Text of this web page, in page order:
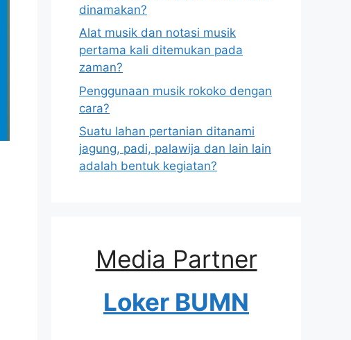
dinamakan?
Alat musik dan notasi musik
pertama kali ditemukan pada
zaman?
Penggunaan musik rokoko dengan
cara?
Suatu lahan pertanian ditanami
jagung, padi, palawija dan lain lain
adalah bentuk kegiatan?
Media Partner
Loker BUMN